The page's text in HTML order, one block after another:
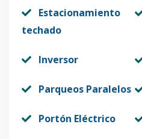
Estacionamiento
techado
Inversor
Parqueos Paralelos
Portón Eléctrico